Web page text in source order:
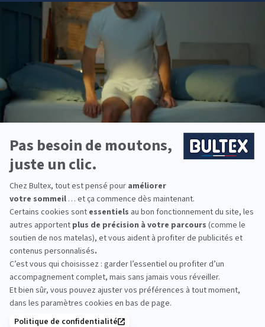
comme literie ?
Bultex est l’une des marques les plus choisies par
les Français*. Un savoir‑faire reconnu, des
matériaux maîtrisés et des matelas pensés pour
durer.
Chaque dormeur a ses préférences. Chez Bultex,
plusieurs fermetés existent et l’association avec un
sommier adapté optimise le soutien et la
ventilation.
Vous cherchez à équiper toute la famille ? Des
dormeurs solo ou en couple, dans différentes
tailles et conforts.
*Marque la plus détenue : 18 599 personnes
Iligo.
FRANCE LITERIE LE MANS :
essayez avant d’acheter
Rien ne remplace un essai. Passez en magasin,
allongez‑vous sur plusieurs matelas et comparez
les fermetés quelques minutes. Votre ressenti
guidera simplement votre choix.
Heures